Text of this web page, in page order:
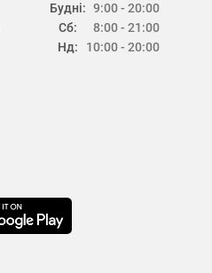
Будні:
Сб:
Нд:
9:00 - 20:00
8:00 - 21:00
10:00 - 20:00